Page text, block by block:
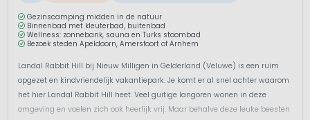
Gezinscamping midden in de natuur
Binnenbad met kleuterbad, buitenbad
Wellness: zonnebank, sauna en Turks stoombad
Bezoek steden Apeldoorn, Amersfoort of Arnhem
Landal Rabbit Hill bij Nieuw Milligen in Gelderland (Veluwe) is een ruim
opgezet en kindvriendelijk vakantiepark. Je komt er al snel achter waarom
het hier Landal Rabbit Hill heet. Veel guitige langoren wonen in deze
omgeving en voelen zich ook heerlijk vrij. Maar behalve deze leuke beesten